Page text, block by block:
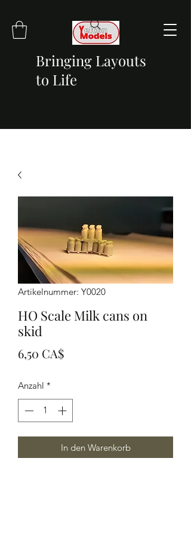
Bringing Layouts
to Life
Artikelnummer: Y0020
HO Scale Milk cans on
skid
6,50 CA$Preis
Anzahl *
In den Warenkorb